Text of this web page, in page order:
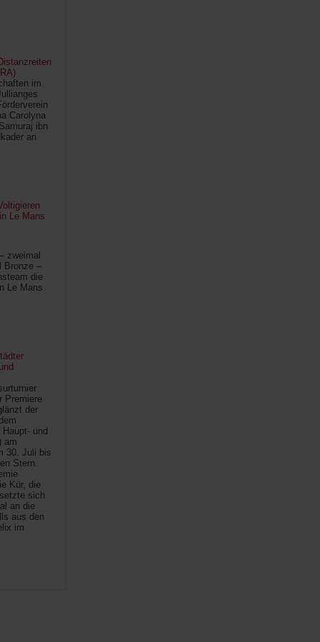
im
Carolyna
ibn
an
Le Mans
zweimal
Bronze –
die
Le Mans
Premiere
der
und
am
30. Juli bis
Stern.
Kür, die
sich
an die
aus den
im